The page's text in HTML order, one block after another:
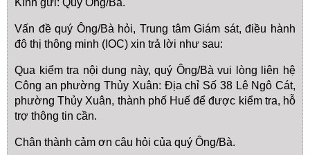
Kính gửi: Quý Ông/Bà.
Vấn đề quý Ông/Bà hỏi, Trung tâm Giám sát, điều hành
đô thị thông minh (IOC) xin trả lời như sau:
Qua kiểm tra nội dung này, quý Ông/Bà vui lòng liên hệ
Công an phường Thủy Xuân: Địa chỉ Số 38 Lê Ngô Cát,
phường Thủy Xuân, thành phố Huế để được kiểm tra, hỗ
trợ thông tin cần.
Chân thành cảm ơn câu hỏi của quý Ông/Bà.